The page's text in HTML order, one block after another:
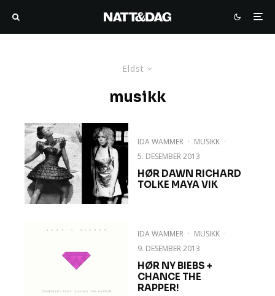
Eldst
musikk
IDA WAMMER · MUSIKK ·
5. DESEMBER 2013
HØR DAWN RICHARD
TOLKE MAYA VIK
IDA WAMMER · MUSIKK ·
9. DESEMBER 2013
HØR NY BIEBS +
CHANCE THE
RAPPER!